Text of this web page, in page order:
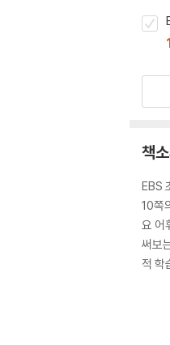
책
EBS
10쪽
요 어
써보
적 학